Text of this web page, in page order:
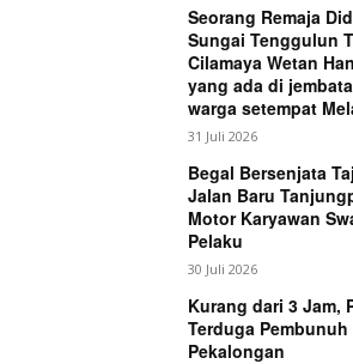
Seorang Remaja
Sungai Tenggulun
Cilamaya Wetan
yang ada di
warga setempat
31 Juli 2026
Begal Bersenjata
Jalan Baru
Motor Karyawan
Pelaku
30 Juli 2026
Kurang dari 3 Jam,
Terduga
Pekalongan